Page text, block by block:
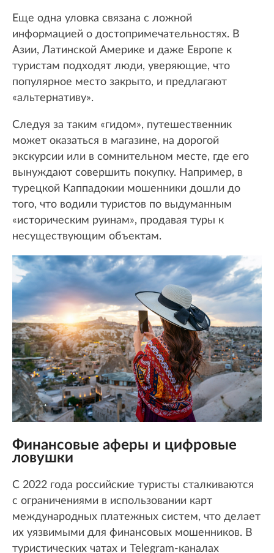
Еще одна уловка связана с ложной
информацией о достопримечательностях. В
Азии, Латинской Америке и даже Европе к
туристам подходят люди, уверяющие, что
популярное место закрыто, и предлагают
«альтернативу».
Следуя за таким «гидом», путешественник
может оказаться в магазине, на дорогой
экскурсии или в сомнительном месте, где его
вынуждают совершить покупку. Например, в
турецкой Каппадокии мошенники дошли до
того, что водили туристов по выдуманным
«историческим руинам», продавая туры к
несуществующим объектам.
Финансовые аферы и цифровые
ловушки
С 2022 года российские туристы сталкиваются
с ограничениями в использовании карт
международных платежных систем, что делает
их уязвимыми для финансовых мошенников. В
туристических чатах и Telegram-каналах